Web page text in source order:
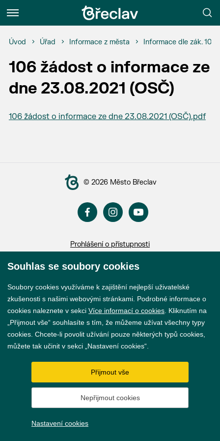
Menu
Úvod Úřad Informace z města Informace dle zák.
106 žádost o informace ze
dne 23.08.2021 (OSČ)
106 žádost o informace ze dne 23.08.2021 (OSČ).pdf
© 2026 Město Břeclav
Prohlášení o přístupnosti
GDPR
Nastavení cookies
Vytvořil webProgress
Souhlas se soubory cookies
Soubory cookies využíváme k zajištění nejlepší uživatelské
zkušenosti s našimi webovými stránkami. Podrobné informace o
cookies naleznete v sekci Více informací o cookies . Kliknutím na
„Přijmout vše“ souhlasíte s tím, že můžeme užívat všechny typy
cookies. Chcete-li povolit užívání pouze některých typů cookies,
můžete tak učinit v sekci „Nastavení cookies“.
Přijmout vše
Nepřijmout cookies
Nastavení cookies